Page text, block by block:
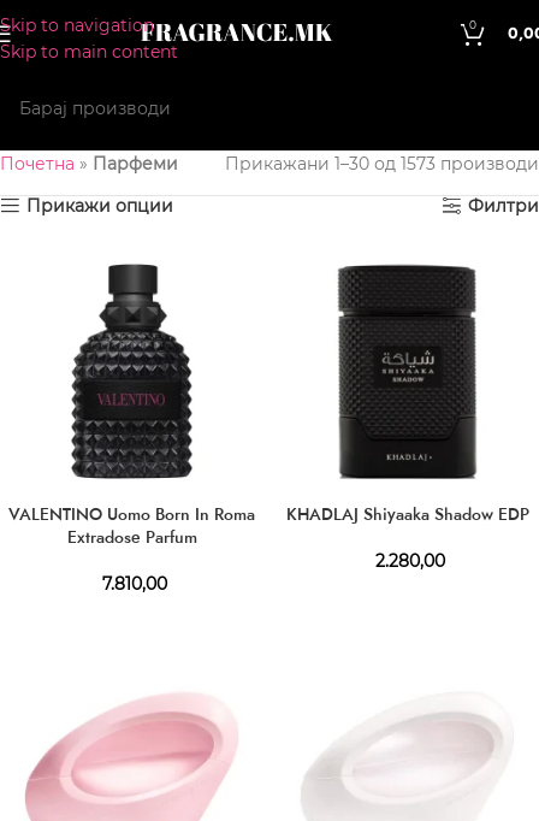
Skip to navigation
Skip to main content
0
Почетна » Парфеми
Прикажани 1–30 од 1573 производи
Прикажи опции
Филтри
VALENTINO Uomo Born In Roma
Extradose Parfum
7.810,00
KHADLAJ Shiyaaka Shadow EDP
2.280,00